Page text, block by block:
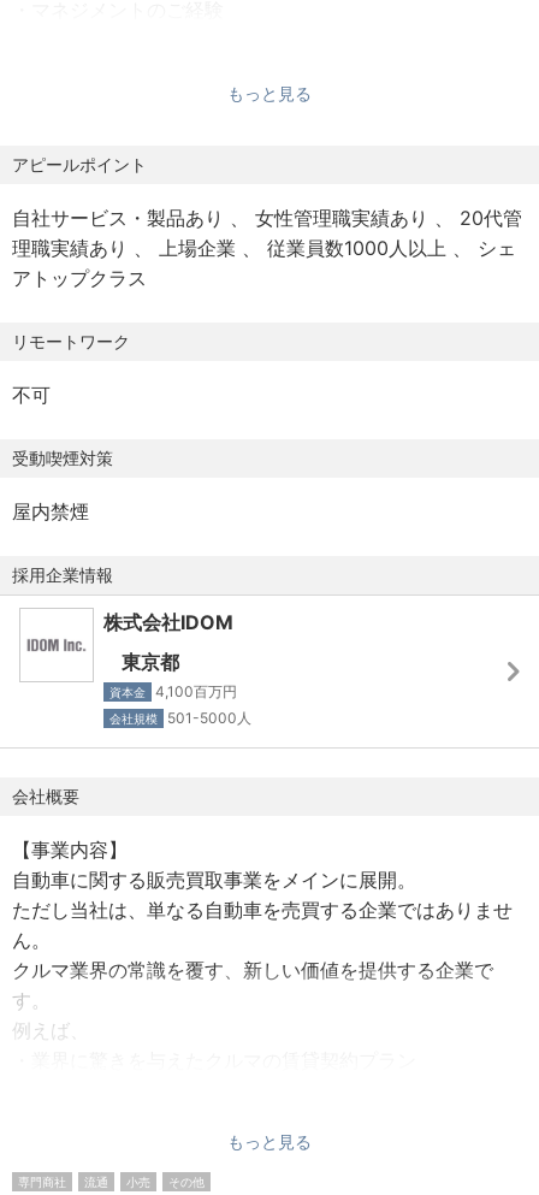
・来客集客活動（webサイトへの情報登録、店舗ブログの
更新など）
・パートナーマネジメント（外部取引企業様）
・人材マネジメント、教育育成
・お客様との提案商談（自動車の販売、買取、その他サー
・その他店舗運営業務など
・スタッフとの商談サポート
・在庫管理
◾️店舗マネジメント
・スタッフとの1on1
【研修制度】
店舗配属前に、2週間の研修を通して「車の基礎知識」や
「営業ロープレ」など、中古車業界の基本的な部分を学ん
店舗配属後は、OJTを通してスキルや知識の定着に努めて
いただきます。
【評価制度】
■その人の能力に応じて報酬を支払う能力評価
■短期の実績に合わせて出す業績評価
の2軸で評価します。
“お客様に満足していただけたか”と”お店と個人の業績”をと
もに最重要視しているため、両立できている店舗が評価さ
人に恵まれ、年齢や社歴に影響されず、行動が正しく評価
（不妊治療をしている社員及びパートナーが治療をしてい
■社会保険完備（雇用・労災・健康・厚生年金）
▼各種手当
り2万5000円）
■介護家族手当（介護家族1人につき月1万円）
【休日・休暇】
年間120日以上
■週休二日制
■慶弔休暇
■有給休暇
（試用期間終了後付与）
■育児休暇
■ライフサポート休暇（7日間）
※5日以上の連続休暇取得可能
※ホワイト500準備中（健康経営優良法人の認定）
・チャレンジ精神を持って物事に取り組むことができる方
・チームで協力して成果をあげていくことができる方
・前向きな意欲をもって積極的に行動することができる方
・IDOMの事業内容やサービスに情熱を持っている方
もっと見る
アピールポイント
自社サービス・製品あり 女性管理職実績あり
20代管
理職実績あり
上場企業 従業員数1000人以上
シェ
アトップクラス
リモートワーク
不可
受動喫煙対策
屋内禁煙
採用企業情報
株式会社IDOM
東京都
資本金 4,100百万円
会社規模 501-5000人
会社概要
【事業内容】
自動車に関する販売買取事業をメインに展開。
ただし当社は、単なる自動車を売買する企業ではありませ
ん。
クルマ業界の常識を覆す、新しい価値を提供する企業で
す。
例えば、
結果、「中古車買取台数No.1 ※1」「中古車販売台数No.1
もっと見る
専門商社 流通 小売 その他